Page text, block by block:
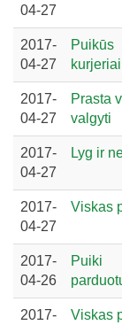
04-27
2017-
04-27
Puikūs
kurjeriai
2017-
04-27
Prasta
valgyti
2017-
04-27
Lyg ir
2017-
04-27
Viskas
2017-
04-26
Puiki
2017-
Viskas